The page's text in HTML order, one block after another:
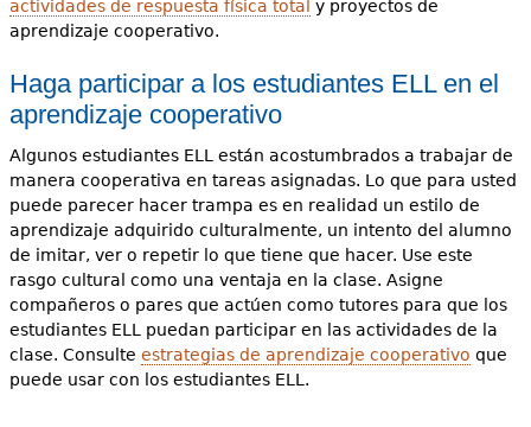
actividades de respuesta física total y proyectos de
aprendizaje cooperativo.
Haga participar a los estudiantes ELL en el
aprendizaje cooperativo
Algunos estudiantes ELL están acostumbrados a trabajar de
manera cooperativa en tareas asignadas. Lo que para usted
puede parecer hacer trampa es en realidad un estilo de
aprendizaje adquirido culturalmente, un intento del alumno
de imitar, ver o repetir lo que tiene que hacer. Use este
rasgo cultural como una ventaja en la clase. Asigne
compañeros o pares que actúen como tutores para que los
estudiantes ELL puedan participar en las actividades de la
clase. Consulte estrategias de aprendizaje cooperativo que
puede usar con los estudiantes ELL.